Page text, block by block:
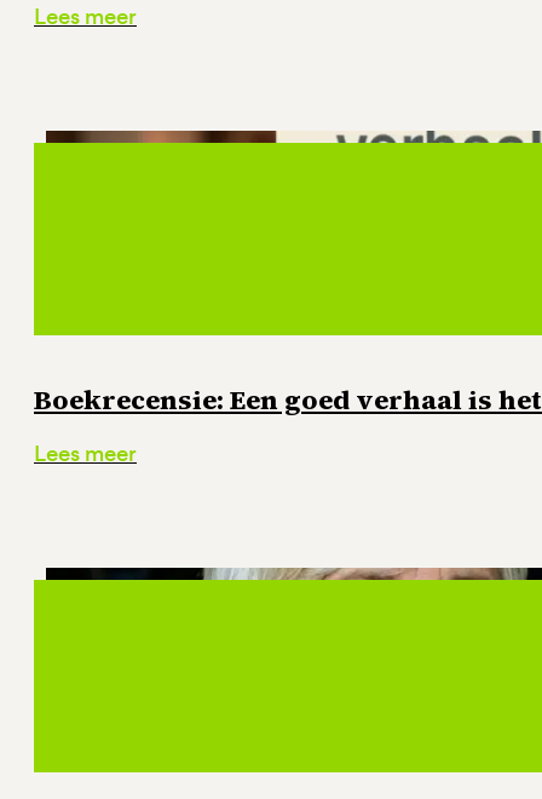
Lees meer
Boekrecensie: Een goed verhaal is
Lees meer